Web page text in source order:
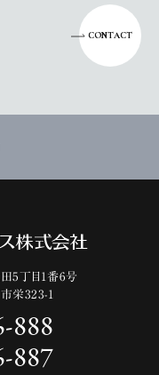
CONTACT
5丁目1番6号
栄323-1
888
887